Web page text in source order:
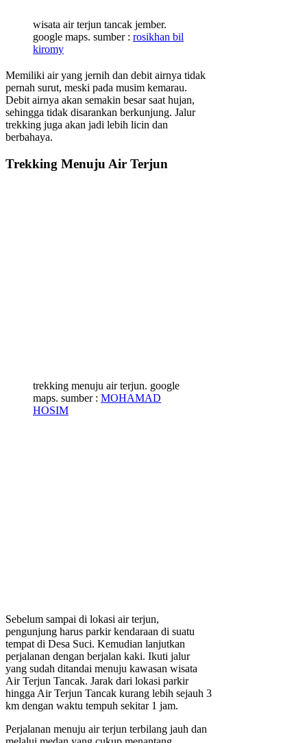
wisata air terjun tancak jember.
google maps. sumber : rosikhan bil
kiromy
Memiliki air yang jernih dan debit airnya tidak
pernah surut, meski pada musim kemarau.
Debit airnya akan semakin besar saat hujan,
sehingga tidak disarankan berkunjung. Jalur
trekking juga akan jadi lebih licin dan
berbahaya.
Trekking Menuju Air Terjun
trekking menuju air terjun. google
maps. sumber : MOHAMAD
HOSIM
Sebelum sampai di lokasi air terjun,
pengunjung harus parkir kendaraan di suatu
tempat di Desa Suci. Kemudian lanjutkan
perjalanan dengan berjalan kaki. Ikuti jalur
yang sudah ditandai menuju kawasan wisata
Air Terjun Tancak. Jarak dari lokasi parkir
hingga Air Terjun Tancak kurang lebih sejauh 3
km dengan waktu tempuh sekitar 1 jam.
Perjalanan menuju air terjun terbilang jauh dan